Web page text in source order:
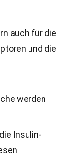
auch für die
und die
werden
Insulin-